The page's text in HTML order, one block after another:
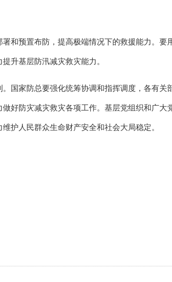
和预置布防，提高极端情况下的救援能力。要
升基层防汛减灾救灾能力。
国家防总要强化统筹协调和指挥调度，各有关
好防灾减灾救灾各项工作。基层党组织和广大
护人民群众生命财产安全和社会大局稳定。